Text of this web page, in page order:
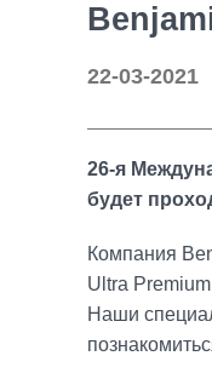
22-03-2021
26-я
будет
Компания
Ultra
Наши